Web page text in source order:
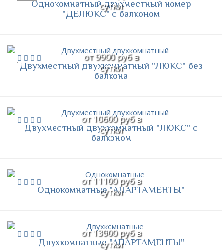
сутки
Однокомнатный двухместный номер
"ДЕЛЮКС" с балконом
от 9900 руб в
сутки
Двухместный двухкомнатный "ЛЮКС" без
балкона
от 10600 руб в
сутки
Двухместный двухкомнатный "ЛЮКС" с
балконом
от 11100 руб в
сутки
Однокомнатные "АПАРТАМЕНТЫ"
от 13900 руб в
сутки
Двухкомнатные "АПАРТАМЕНТЫ"